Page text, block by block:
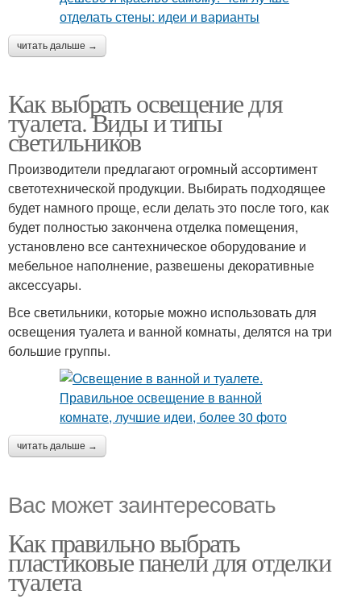
читать дальше →
Как выбрать освещение для
туалета. Виды и типы
светильников
Производители предлагают огромный ассортимент
светотехнической продукции. Выбирать подходящее
будет намного проще, если делать это после того, как
будет полностью закончена отделка помещения,
установлено все сантехническое оборудование и
мебельное наполнение, развешены декоративные
аксессуары.
Все светильники, которые можно использовать для
освещения туалета и ванной комнаты, делятся на три
большие группы.
читать дальше →
Вас может заинтересовать
Как правильно выбрать
пластиковые панели для отделки
туалета